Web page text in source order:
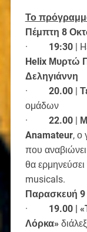
Το
Πέμπτη 8
· 19:30|
Helix Μυρτώ
Δεληγιάννη
· 20.00|
ομάδων
· 22.00|
Anamateur, ο
που αναβιώνει
θα
musicals.
Παρασκευή
· 19.00 |
Λόρκα»